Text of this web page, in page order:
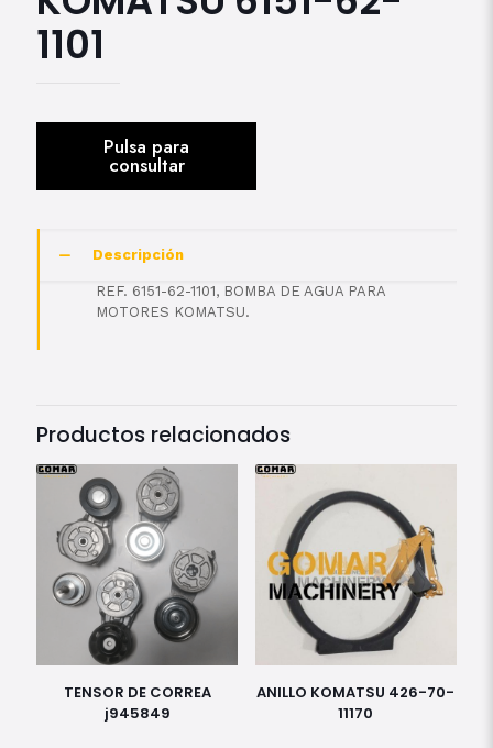
1101
Descripción
REF. 6151-62-1101, BOMBA DE AGUA PARA
MOTORES KOMATSU.
Productos relacionados
TENSOR DE CORREA
j945849
ANILLO KOMATSU 426-70-
11170